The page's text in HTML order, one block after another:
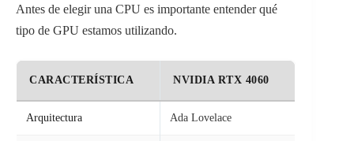
Antes de elegir una CPU es importante entender qué
tipo de GPU estamos utilizando.
CARACTERÍSTICA NVIDIA RTX 4060
Arquitectura Ada Lovelace